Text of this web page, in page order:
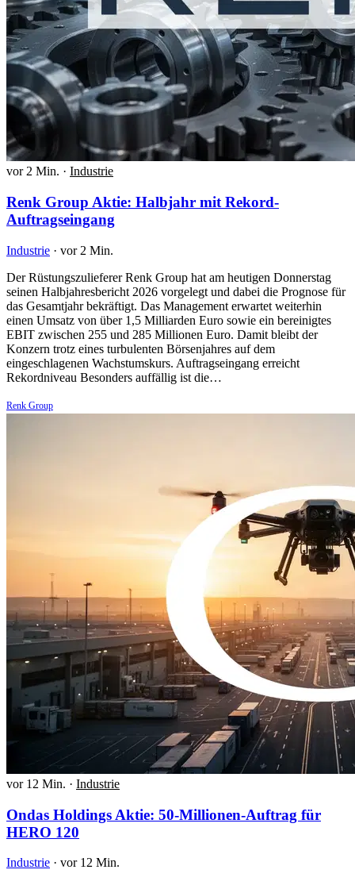
vor 2 Min. · Industrie
Renk Group Aktie: Halbjahr mit Rekord-
Auftragseingang
Industrie · vor 2 Min.
Der Rüstungszulieferer Renk Group hat am heutigen Donnerstag
seinen Halbjahresbericht 2026 vorgelegt und dabei die Prognose für
das Gesamtjahr bekräftigt. Das Management erwartet weiterhin
einen Umsatz von über 1,5 Milliarden Euro sowie ein bereinigtes
EBIT zwischen 255 und 285 Millionen Euro. Damit bleibt der
Konzern trotz eines turbulenten Börsenjahres auf dem
eingeschlagenen Wachstumskurs. Auftragseingang erreicht
Rekordniveau Besonders auffällig ist die…
Renk Group
vor 12 Min. · Industrie
Ondas Holdings Aktie: 50-Millionen-Auftrag für
HERO 120
Industrie · vor 12 Min.